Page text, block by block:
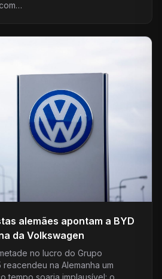
alemães apontam a BYD
da Volkswagen
no lucro do Grupo
na Alemanha um
tempo soaria implausível: o…